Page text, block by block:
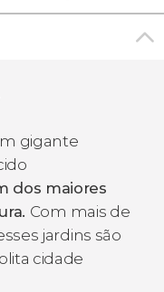
gigante
dos maiores
Com mais de
jardins são
cidade